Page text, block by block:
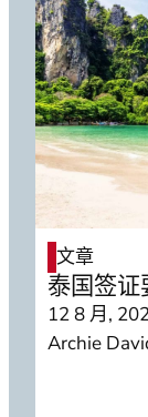
文章
泰国签
12 8 月,
Archie